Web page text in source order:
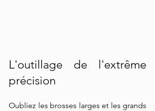
L'outillage de l'extrême
précision
Oubliez les brosses larges et les grands